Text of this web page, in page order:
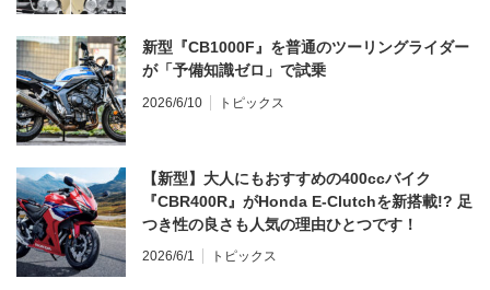
新型『CB1000F』を普通のツーリングライダー
が「予備知識ゼロ」で試乗
2026/6/10 トピックス
【新型】大人にもおすすめの400ccバイク
『CBR400R』がHonda E-Clutchを新搭載!? 足
つき性の良さも人気の理由ひとつです！
2026/6/1 トピックス